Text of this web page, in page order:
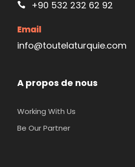
+90 532 232 62 92
Email
info@toutelaturquie.com
A propos de nous
Working With Us
Be Our Partner